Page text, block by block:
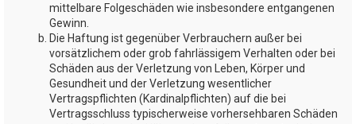
mittelbare Folgeschäden wie insbesondere entgangenen
Gewinn.
Die Haftung ist gegenüber Verbrauchern außer bei
vorsätzlichem oder grob fahrlässigem Verhalten oder bei
Schäden aus der Verletzung von Leben, Körper und
Gesundheit und der Verletzung wesentlicher
Vertragspflichten (Kardinalpflichten) auf die bei
Vertragsschluss typischerweise vorhersehbaren Schäden